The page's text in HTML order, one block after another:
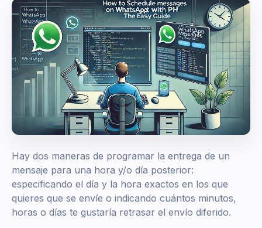
Hay dos maneras de programar la entrega de un
mensaje para una hora y/o día posterior:
especificando el día y la hora exactos en los que
quieres que se envíe o indicando cuántos minutos,
horas o días te gustaría retrasar el envío diferido.